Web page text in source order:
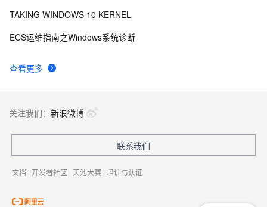
查看更多
TAKING WINDOWS 10 KERNEL
ECS运维指南之Windows系统诊断
关注我们： 新浪微博
联系我们
文档 | 开发者社区 | 天池大赛 | 培训与认证